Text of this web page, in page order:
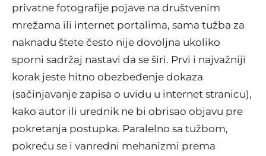
privatne fotografije pojave na društvenim
mrežama ili internet portalima, sama tužba za
naknadu štete često nije dovoljna ukoliko
sporni sadržaj nastavi da se širi. Prvi i najvažniji
korak jeste hitno obezbeđenje dokaza
(sačinjavanje zapisa o uvidu u internet stranicu),
kako autor ili urednik ne bi obrisao objavu pre
pokretanja postupka. Paralelno sa tužbom,
pokreću se i vanredni mehanizmi prema